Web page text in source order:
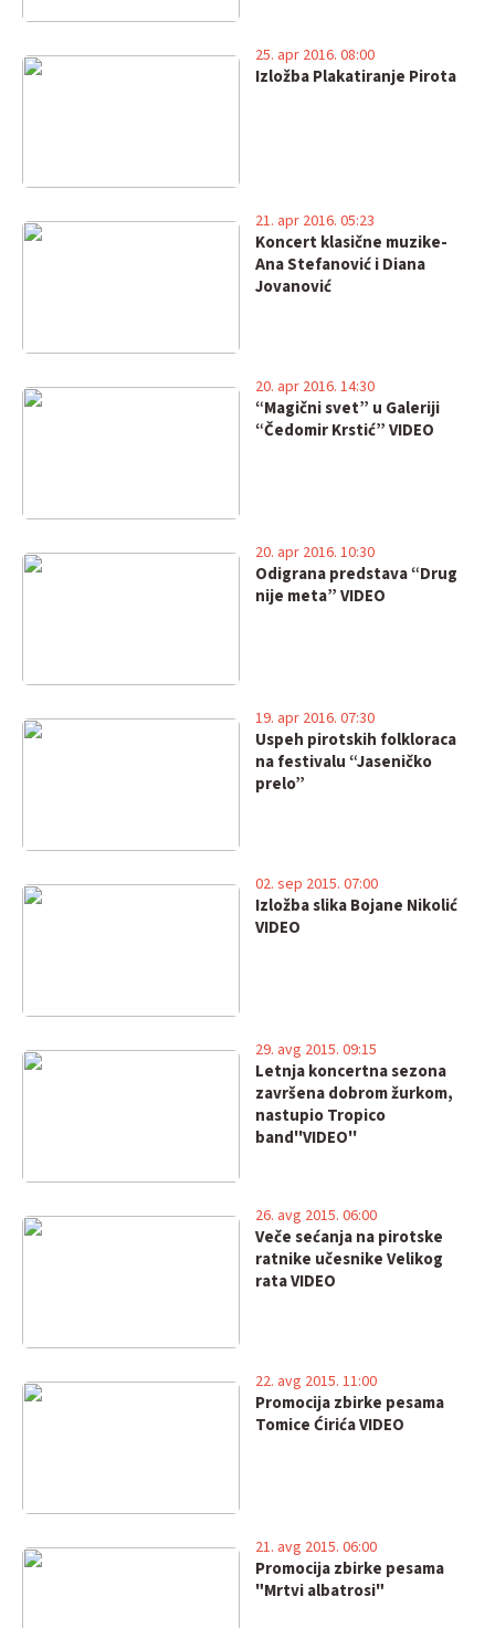
Izložba Plakatiranje Pirota
25. apr 2016. 08:00
Koncert klasične muzike-
Ana Stefanović i Diana
Jovanović
21. apr 2016. 05:23
“Magični svet” u Galeriji
“Čedomir Krstić” VIDEO
20. apr 2016. 14:30
Odigrana predstava “Drug
nije meta” VIDEO
20. apr 2016. 10:30
Uspeh pirotskih folkloraca
na festivalu “Jaseničko
prelo”
19. apr 2016. 07:30
Izložba slika Bojane Nikolić
VIDEO
02. sep 2015. 07:00
Letnja koncertna sezona
završena dobrom žurkom,
nastupio Tropico
band''VIDEO''
29. avg 2015. 09:15
Veče sećanja na pirotske
ratnike učesnike Velikog
rata VIDEO
26. avg 2015. 06:00
Promocija zbirke pesama
Tomice Ćirića VIDEO
22. avg 2015. 11:00
Promocija zbirke pesama
"Mrtvi albatrosi"
21. avg 2015. 06:00